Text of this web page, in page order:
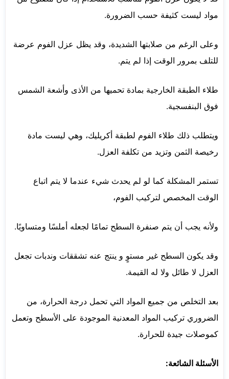
مواد ليست كثيفة حسب الضرورة.
وعلى الرغم من صلابتها الشديدة، وقد يظل عزل الفوم عرضة
للتلف بمرور الوقت إذا لم يتم.
طلاء الطبقة الخارجية بمادة تحميها من الأذى وأشعة الشمس
فوق البنفسجية.
ويتطلب ذلك طلاء الفوم لطبقة أكريليك، وهي ليست مادة
رخيصة الثمن وتزيد من تكلفة العزل.
تستمر المشكلة كما لو لم يحدث شيء عندما لا يتم اتباع
الوقت المخصص لتركيب الفوم،
ولأنه يجب أن يتم صنفرة السطح تمامًا لجعله أملسًا ومتساويًا.
وقد يكون السطح غير مستوٍ و ينتج عنه تشققات وندبات تجعل
العزل لا طائل ولا له القيمة.
بعد التخلص من جميع المواد التي تحمل درجة الحرارة، من
الضروري تركيب المواد المعدنية الموجودة على الأسطح وتعمل
كموصلات جيدة للحرارة.
الأسئلة الشائعة: